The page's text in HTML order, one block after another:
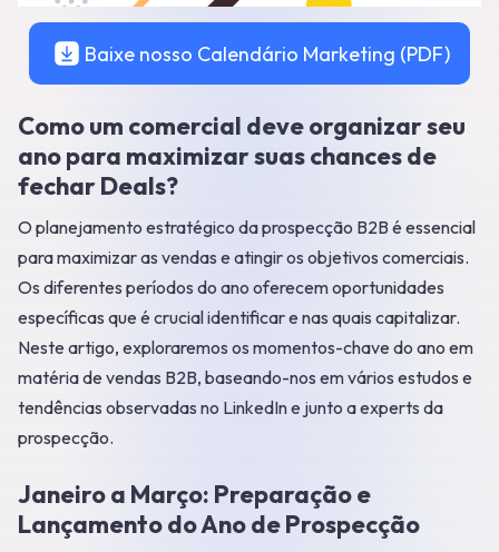
Baixe nosso Calendário Marketing (PDF)
Como um comercial deve organizar seu
ano para maximizar suas chances de
fechar Deals?
O planejamento estratégico da prospecção B2B é essencial
para maximizar as vendas e atingir os objetivos comerciais.
Os diferentes períodos do ano oferecem oportunidades
específicas que é crucial identificar e nas quais capitalizar.
Neste artigo, exploraremos os momentos-chave do ano em
matéria de vendas B2B, baseando-nos em vários estudos e
tendências observadas no LinkedIn e junto a experts da
prospecção.
Janeiro a Março: Preparação e
Lançamento do Ano de Prospecção